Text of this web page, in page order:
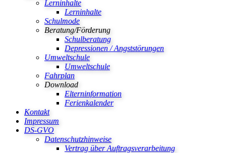
Lerninhalte
Lerninhalte
Schulmode
Beratung/Förderung
Schulberatung
Depressionen / Angststörungen
Umweltschule
Umweltschule
Fahrplan
Download
Elterninformation
Ferienkalender
Kontakt
Impressum
DS-GVO
Datenschutzhinweise
Vertrag über Auftragsverarbeitung